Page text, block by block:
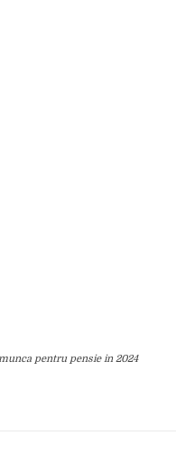
pentru pensie in 2024